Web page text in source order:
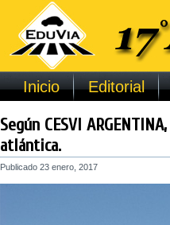
Inicio Editorial
Según CESVI
atlántica.
Publicado 23 enero, 2017